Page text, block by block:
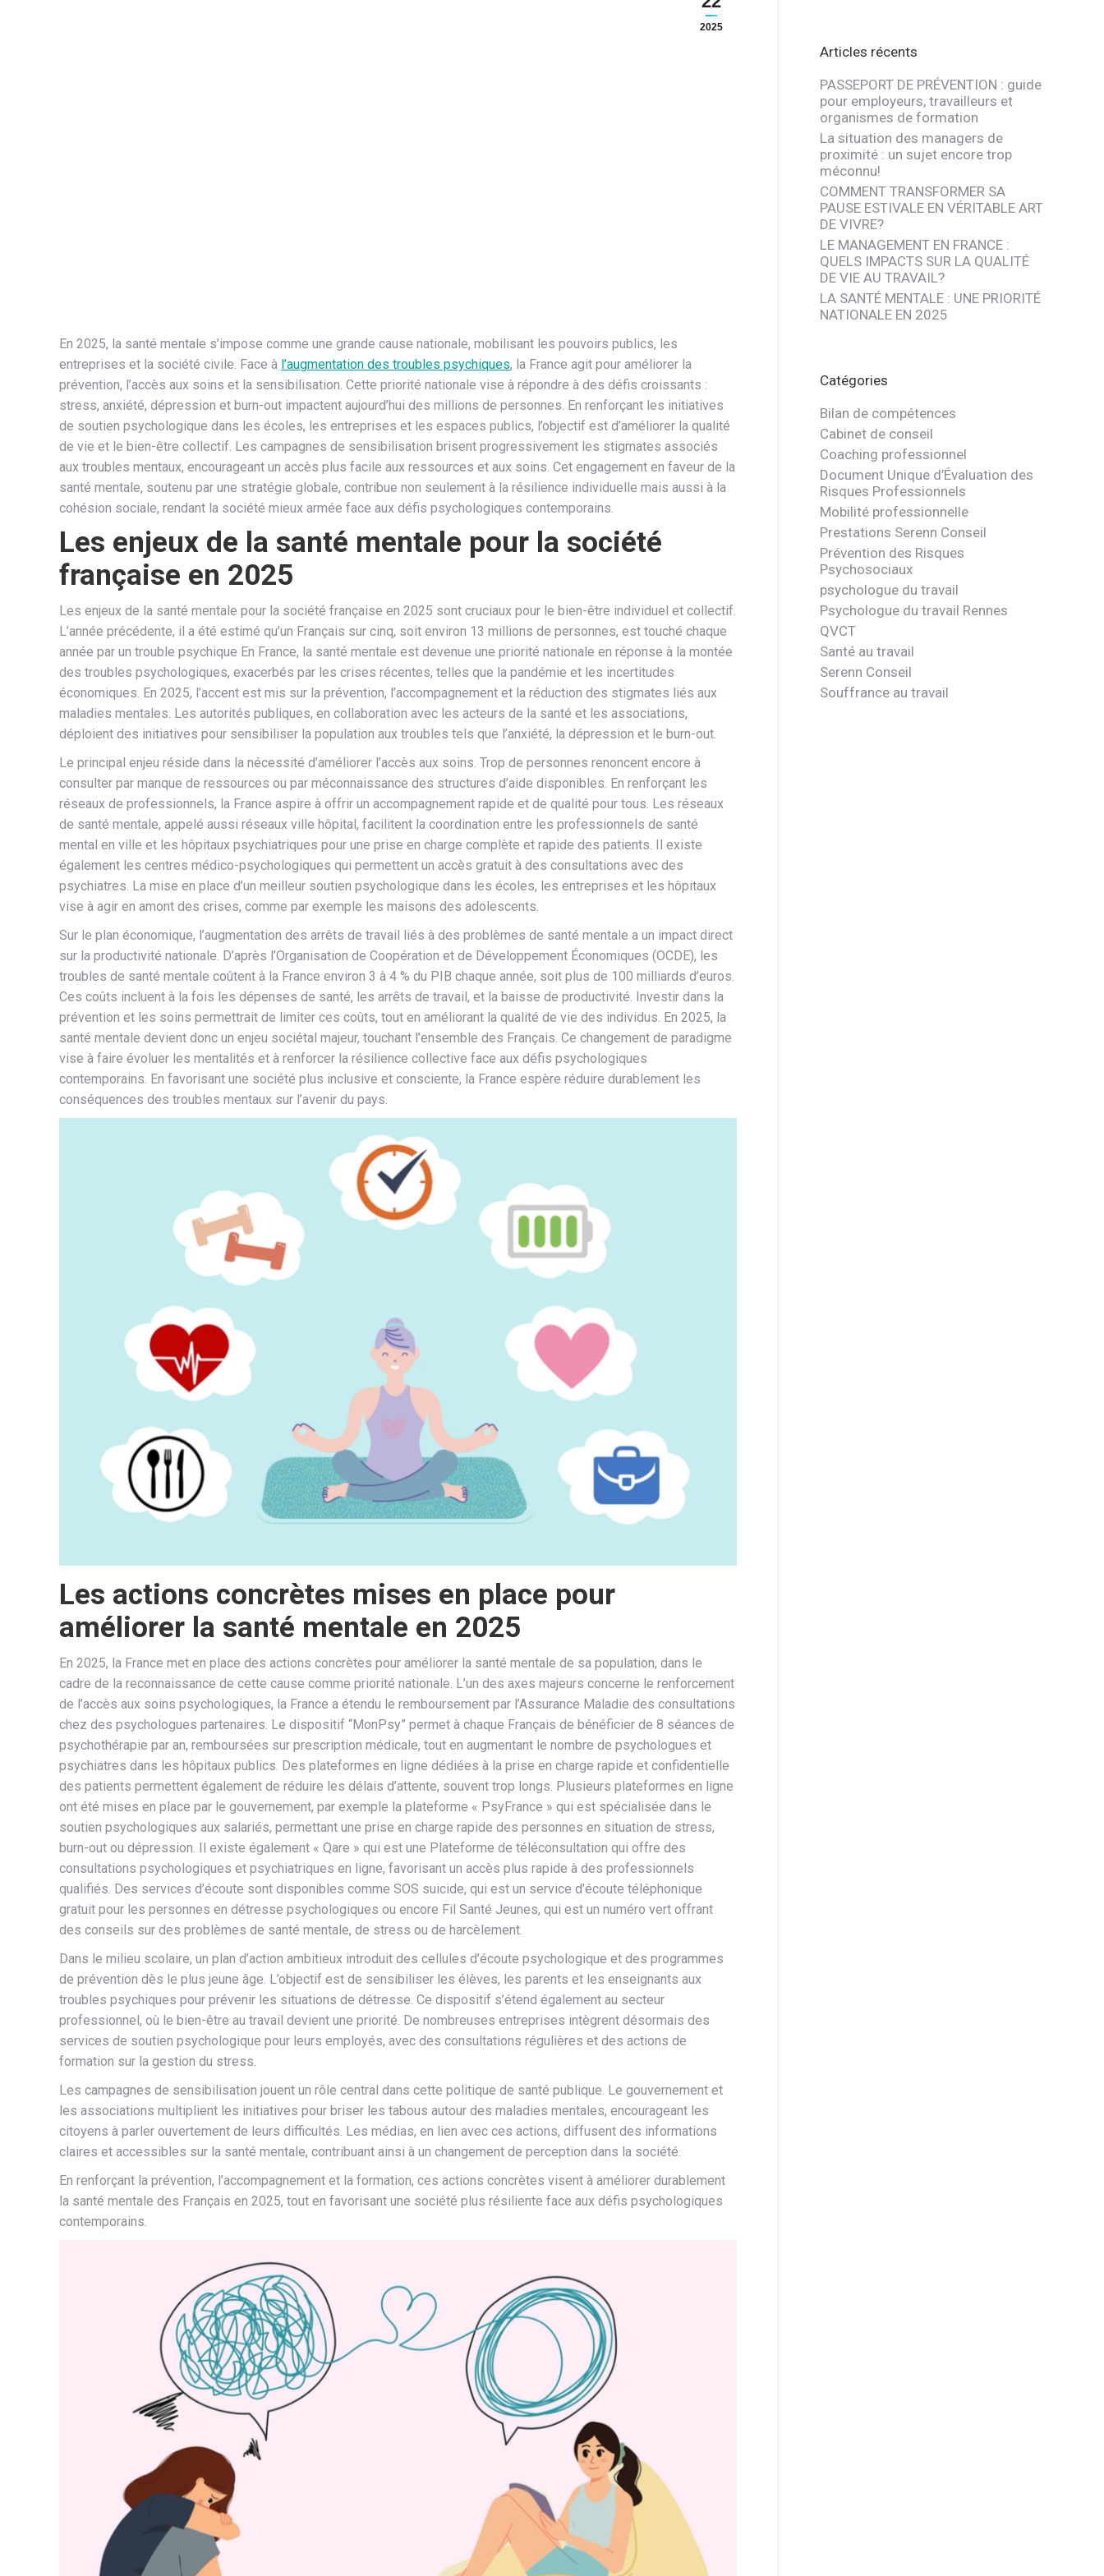
2025
En 2025, la santé mentale s’impose comme une grande cause nationale, mobilisant les pouvoirs publics, les
entreprises et la société civile. Face à l’augmentation des troubles psychiques, la France agit pour améliorer la
prévention, l’accès aux soins et la sensibilisation. Cette priorité nationale vise à répondre à des défis croissants :
stress, anxiété, dépression et burn-out impactent aujourd’hui des millions de personnes. En renforçant les initiatives
de soutien psychologique dans les écoles, les entreprises et les espaces publics, l’objectif est d’améliorer la qualité
de vie et le bien-être collectif. Les campagnes de sensibilisation brisent progressivement les stigmates associés
aux troubles mentaux, encourageant un accès plus facile aux ressources et aux soins. Cet engagement en faveur de la
santé mentale, soutenu par une stratégie globale, contribue non seulement à la résilience individuelle mais aussi à la
cohésion sociale, rendant la société mieux armée face aux défis psychologiques contemporains.
Les enjeux de la santé mentale pour la société
française en 2025
Les enjeux de la santé mentale pour la société française en 2025 sont cruciaux pour le bien-être individuel et collectif.
L’année précédente, il a été estimé qu’un Français sur cinq, soit environ 13 millions de personnes, est touché chaque
année par un trouble psychique En France, la santé mentale est devenue une priorité nationale en réponse à la montée
des troubles psychologiques, exacerbés par les crises récentes, telles que la pandémie et les incertitudes
économiques. En 2025, l’accent est mis sur la prévention, l’accompagnement et la réduction des stigmates liés aux
maladies mentales. Les autorités publiques, en collaboration avec les acteurs de la santé et les associations,
déploient des initiatives pour sensibiliser la population aux troubles tels que l’anxiété, la dépression et le burn-out.
Le principal enjeu réside dans la nécessité d’améliorer l’accès aux soins. Trop de personnes renoncent encore à
consulter par manque de ressources ou par méconnaissance des structures d’aide disponibles. En renforçant les
réseaux de professionnels, la France aspire à offrir un accompagnement rapide et de qualité pour tous. Les réseaux
de santé mentale, appelé aussi réseaux ville hôpital, facilitent la coordination entre les professionnels de santé
mental en ville et les hôpitaux psychiatriques pour une prise en charge complète et rapide des patients. Il existe
également les centres médico-psychologiques qui permettent un accès gratuit à des consultations avec des
psychiatres. La mise en place d’un meilleur soutien psychologique dans les écoles, les entreprises et les hôpitaux
vise à agir en amont des crises, comme par exemple les maisons des adolescents.
Sur le plan économique, l’augmentation des arrêts de travail liés à des problèmes de santé mentale a un impact direct
sur la productivité nationale. D’après l’Organisation de Coopération et de Développement Économiques (OCDE), les
troubles de santé mentale coûtent à la France environ 3 à 4 % du PIB chaque année, soit plus de 100 milliards d’euros.
Ces coûts incluent à la fois les dépenses de santé, les arrêts de travail, et la baisse de productivité. Investir dans la
prévention et les soins permettrait de limiter ces coûts, tout en améliorant la qualité de vie des individus. En 2025, la
santé mentale devient donc un enjeu sociétal majeur, touchant l’ensemble des Français. Ce changement de paradigme
vise à faire évoluer les mentalités et à renforcer la résilience collective face aux défis psychologiques
contemporains. En favorisant une société plus inclusive et consciente, la France espère réduire durablement les
conséquences des troubles mentaux sur l’avenir du pays.
Les actions concrètes mises en place pour
améliorer la santé mentale en 2025
En 2025, la France met en place des actions concrètes pour améliorer la santé mentale de sa population, dans le
cadre de la reconnaissance de cette cause comme priorité nationale. L’un des axes majeurs concerne le renforcement
de l’accès aux soins psychologiques, la France a étendu le remboursement par l’Assurance Maladie des consultations
chez des psychologues partenaires. Le dispositif “MonPsy” permet à chaque Français de bénéficier de 8 séances de
psychothérapie par an, remboursées sur prescription médicale, tout en augmentant le nombre de psychologues et
psychiatres dans les hôpitaux publics. Des plateformes en ligne dédiées à la prise en charge rapide et confidentielle
des patients permettent également de réduire les délais d’attente, souvent trop longs. Plusieurs plateformes en ligne
ont été mises en place par le gouvernement, par exemple la plateforme « PsyFrance » qui est spécialisée dans le
soutien psychologiques aux salariés, permettant une prise en charge rapide des personnes en situation de stress,
burn-out ou dépression. Il existe également « Qare » qui est une Plateforme de téléconsultation qui offre des
consultations psychologiques et psychiatriques en ligne, favorisant un accès plus rapide à des professionnels
qualifiés. Des services d’écoute sont disponibles comme SOS suicide, qui est un service d’écoute téléphonique
gratuit pour les personnes en détresse psychologiques ou encore Fil Santé Jeunes, qui est un numéro vert offrant
des conseils sur des problèmes de santé mentale, de stress ou de harcèlement.
Dans le milieu scolaire, un plan d’action ambitieux introduit des cellules d’écoute psychologique et des programmes
de prévention dès le plus jeune âge. L’objectif est de sensibiliser les élèves, les parents et les enseignants aux
troubles psychiques pour prévenir les situations de détresse. Ce dispositif s’étend également au secteur
professionnel, où le bien-être au travail devient une priorité. De nombreuses entreprises intègrent désormais des
services de soutien psychologique pour leurs employés, avec des consultations régulières et des actions de
formation sur la gestion du stress.
Les campagnes de sensibilisation jouent un rôle central dans cette politique de santé publique. Le gouvernement et
les associations multiplient les initiatives pour briser les tabous autour des maladies mentales, encourageant les
citoyens à parler ouvertement de leurs difficultés. Les médias, en lien avec ces actions, diffusent des informations
claires et accessibles sur la santé mentale, contribuant ainsi à un changement de perception dans la société.
En renforçant la prévention, l’accompagnement et la formation, ces actions concrètes visent à améliorer durablement
la santé mentale des Français en 2025, tout en favorisant une société plus résiliente face aux défis psychologiques
contemporains.
Articles récents
PASSEPORT DE PRÉVENTION : guide
pour employeurs, travailleurs et
organismes de formation
La situation des managers de
proximité : un sujet encore trop
méconnu!
COMMENT TRANSFORMER SA
PAUSE ESTIVALE EN VÉRITABLE ART
DE VIVRE?
LE MANAGEMENT EN FRANCE :
QUELS IMPACTS SUR LA QUALITÉ
DE VIE AU TRAVAIL?
LA SANTÉ MENTALE : UNE PRIORITÉ
NATIONALE EN 2025
Catégories
Bilan de compétences
Cabinet de conseil
Coaching professionnel
Document Unique d’Évaluation des
Risques Professionnels
Mobilité professionnelle
Prestations Serenn Conseil
Prévention des Risques
Psychosociaux
psychologue du travail
Psychologue du travail Rennes
QVCT
Santé au travail
Serenn Conseil
Souffrance au travail